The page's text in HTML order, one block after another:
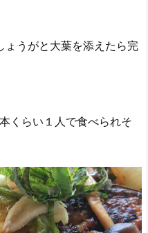
ょうがと大葉を添えたら完
くらい１人で食べられそ